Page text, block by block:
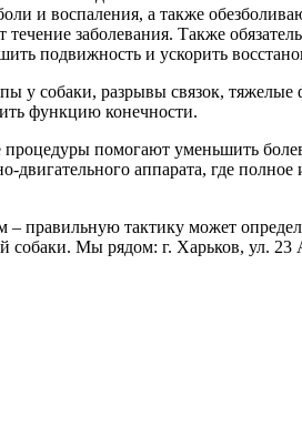
и воспаления, а также
заболевания. Также
подвижность и ускорить
у собаки, разрывы связок,
функцию конечности.
помогают уменьшить
аппарата, где
– правильную тактику может
Мы рядом: г. Харьков, ул.